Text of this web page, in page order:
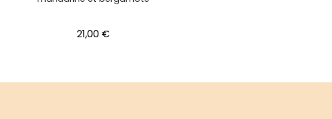
Prix
21,00 €